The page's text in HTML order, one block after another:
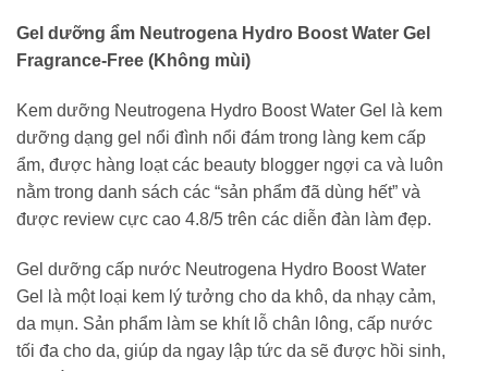
Gel dưỡng ẩm Neutrogena Hydro Boost Water Gel
Fragrance-Free (Không mùi)
Kem dưỡng Neutrogena Hydro Boost Water Gel là kem
dưỡng dạng gel nổi đình nổi đám trong làng kem cấp
ẩm, được hàng loạt các beauty blogger ngợi ca và luôn
nằm trong danh sách các “sản phẩm đã dùng hết” và
được review cực cao 4.8/5 trên các diễn đàn làm đẹp.
Gel dưỡng cấp nước Neutrogena Hydro Boost Water
Gel là một loại kem lý tưởng cho da khô, da nhạy cảm,
da mụn. Sản phẩm làm se khít lỗ chân lông, cấp nước
tối đa cho da, giúp da ngay lập tức da sẽ được hồi sinh,